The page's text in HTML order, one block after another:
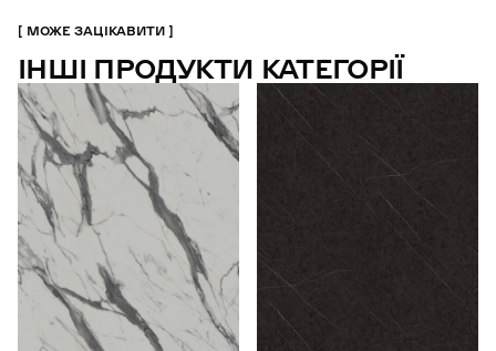
МОЖЕ ЗАЦІКАВИТИ
ІНШІ ПРОДУКТИ КАТЕГОРІЇ